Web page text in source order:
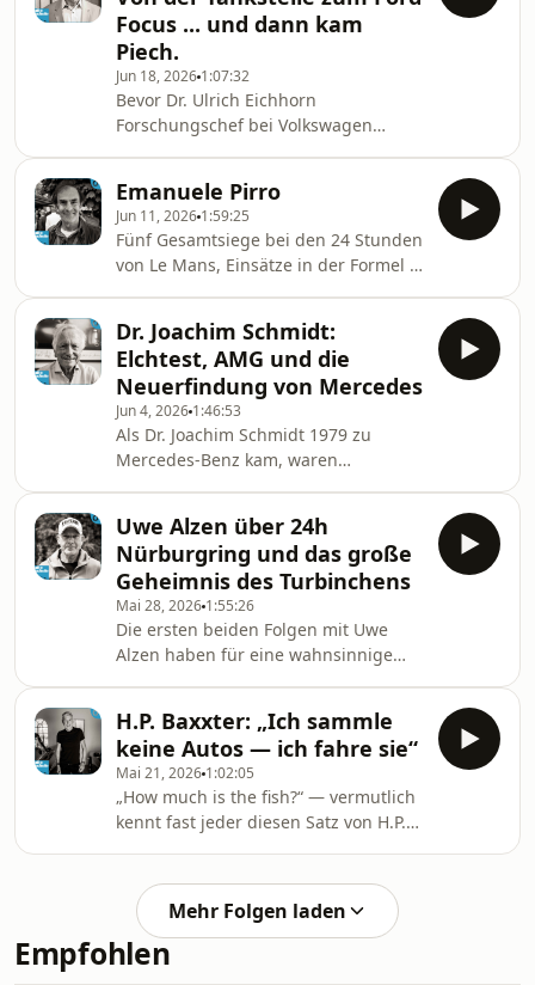
faszinierendsten Projekte der
Automobilgeschichte.Im zweiten Teil
unseres Gesprächs erzählt Dr.
Eichhorn von den regelmäßigen
Besuchen Ferdinand Piëchs, von
dessen kompromisslosem Anspruc
Focus ... und dann kam
Piech.
Jun 18, 2026 1:07:32
Bevor Dr. Ulrich Eichhorn
Forschungschef bei Volkswagen
der Automobilindustrie beteiligt war,
begann seine Geschichte an einer
Tankstelle im Odenwald.In dieser
ersten Folge erzählt Eichhorn von
seiner Kindheit im Autohaus seiner
Eltern, von den ersten BMW 2002, die
er bereits vor dem Führerschein
technisch optimierte, und von sei
Emanuele Pirro
Jun 11, 2026 1:59:25
Fünf Gesamtsiege bei den 24 Stunden
von Le Mans, Einsätze in der Formel 1,
erfolgreichsten Zeit von Audi Sport:
Emanuele Pirro gehört zu den
vielseitigsten und erfolgreichsten
Rennfahrern seiner Generation.Im
Gespräch erzählt der Italiener von
seiner Kindheit in Rom, den Anfängen
im Kartsport und dem
außergewöhnlichen Einsatz seiner El
Dr. Joachim Schmidt:
Elchtest, AMG und die
Neuerfindung von Mercedes
Jun 4, 2026 1:46:53
Als Dr. Joachim Schmidt 1979 zu
Mercedes-Benz kam, waren
er Jahrzehnte später den Vorstand
verließ, war aus dem konservativen
Hersteller großer Limousinen ein
globaler Premiumkonzern mit A-
Klasse, M-Klasse, AMG, Maybach und
Millionen Kunden in China
geworden.In dieser Folge erzählt
Schmidt, wie ihn sein Weg vom
Mathematikstud
Uwe Alzen über 24h
Nürburgring und das große
Geheimnis des Turbinchens
Mai 28, 2026 1:55:26
Die ersten beiden Folgen mit Uwe
Alzen haben für eine wahnsinnige
stehen ja noch wichtige Themen
aus.Im Mittelpunkt steht diesmal das
Thema, das sich unzählige Hörer
gewünscht haben: Das legendäre
„Turbinchen“.Uwe erzählt ausführlich
von der Entstehung des brutal
schnellen Porsche-Biturbos, von
illegalen Zusatz-Benzintanks unter
H.P. Baxxter: „Ich sammle
keine Autos — ich fahre sie“
Mai 21, 2026 1:02:05
„How much is the fish?“ — vermutlich
kennt fast jeder diesen Satz von H.P.
Bühnenfigur steckt ein
leidenschaftlicher Oldtimer-
Enthusiast mit einer ganz besonderen
Schwäche für britische Automobile.In
Mehr Folgen laden
Empfohlen